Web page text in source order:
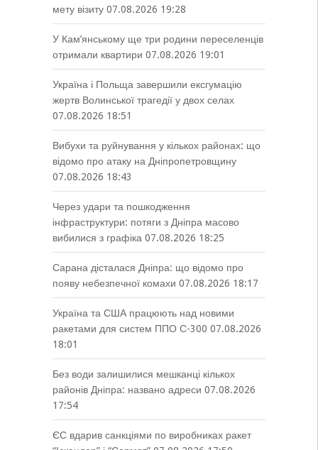
мету візиту 07.08.2026 19:28
У Кам’янському ще три родини переселенців
отримали квартири 07.08.2026 19:01
Україна і Польща завершили ексгумацію
жертв Волинської трагедії у двох селах
07.08.2026 18:51
Вибухи та руйнування у кількох районах: що
відомо про атаку на Дніпропетровщину
07.08.2026 18:43
Через удари та пошкодження
інфраструктури: потяги з Дніпра масово
вибилися з графіка 07.08.2026 18:25
Сарана дісталася Дніпра: що відомо про
появу небезпечної комахи 07.08.2026 18:17
Україна та США працюють над новими
ракетами для систем ППО С-300 07.08.2026
18:01
Без води залишилися мешканці кількох
районів Дніпра: названо адреси 07.08.2026
17:54
ЄС вдарив санкціями по виробниках ракет